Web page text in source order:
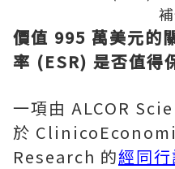
價值 995 萬美元的
率 (ESR) 是否值得
一項由 ALCOR
於
Research 的經同